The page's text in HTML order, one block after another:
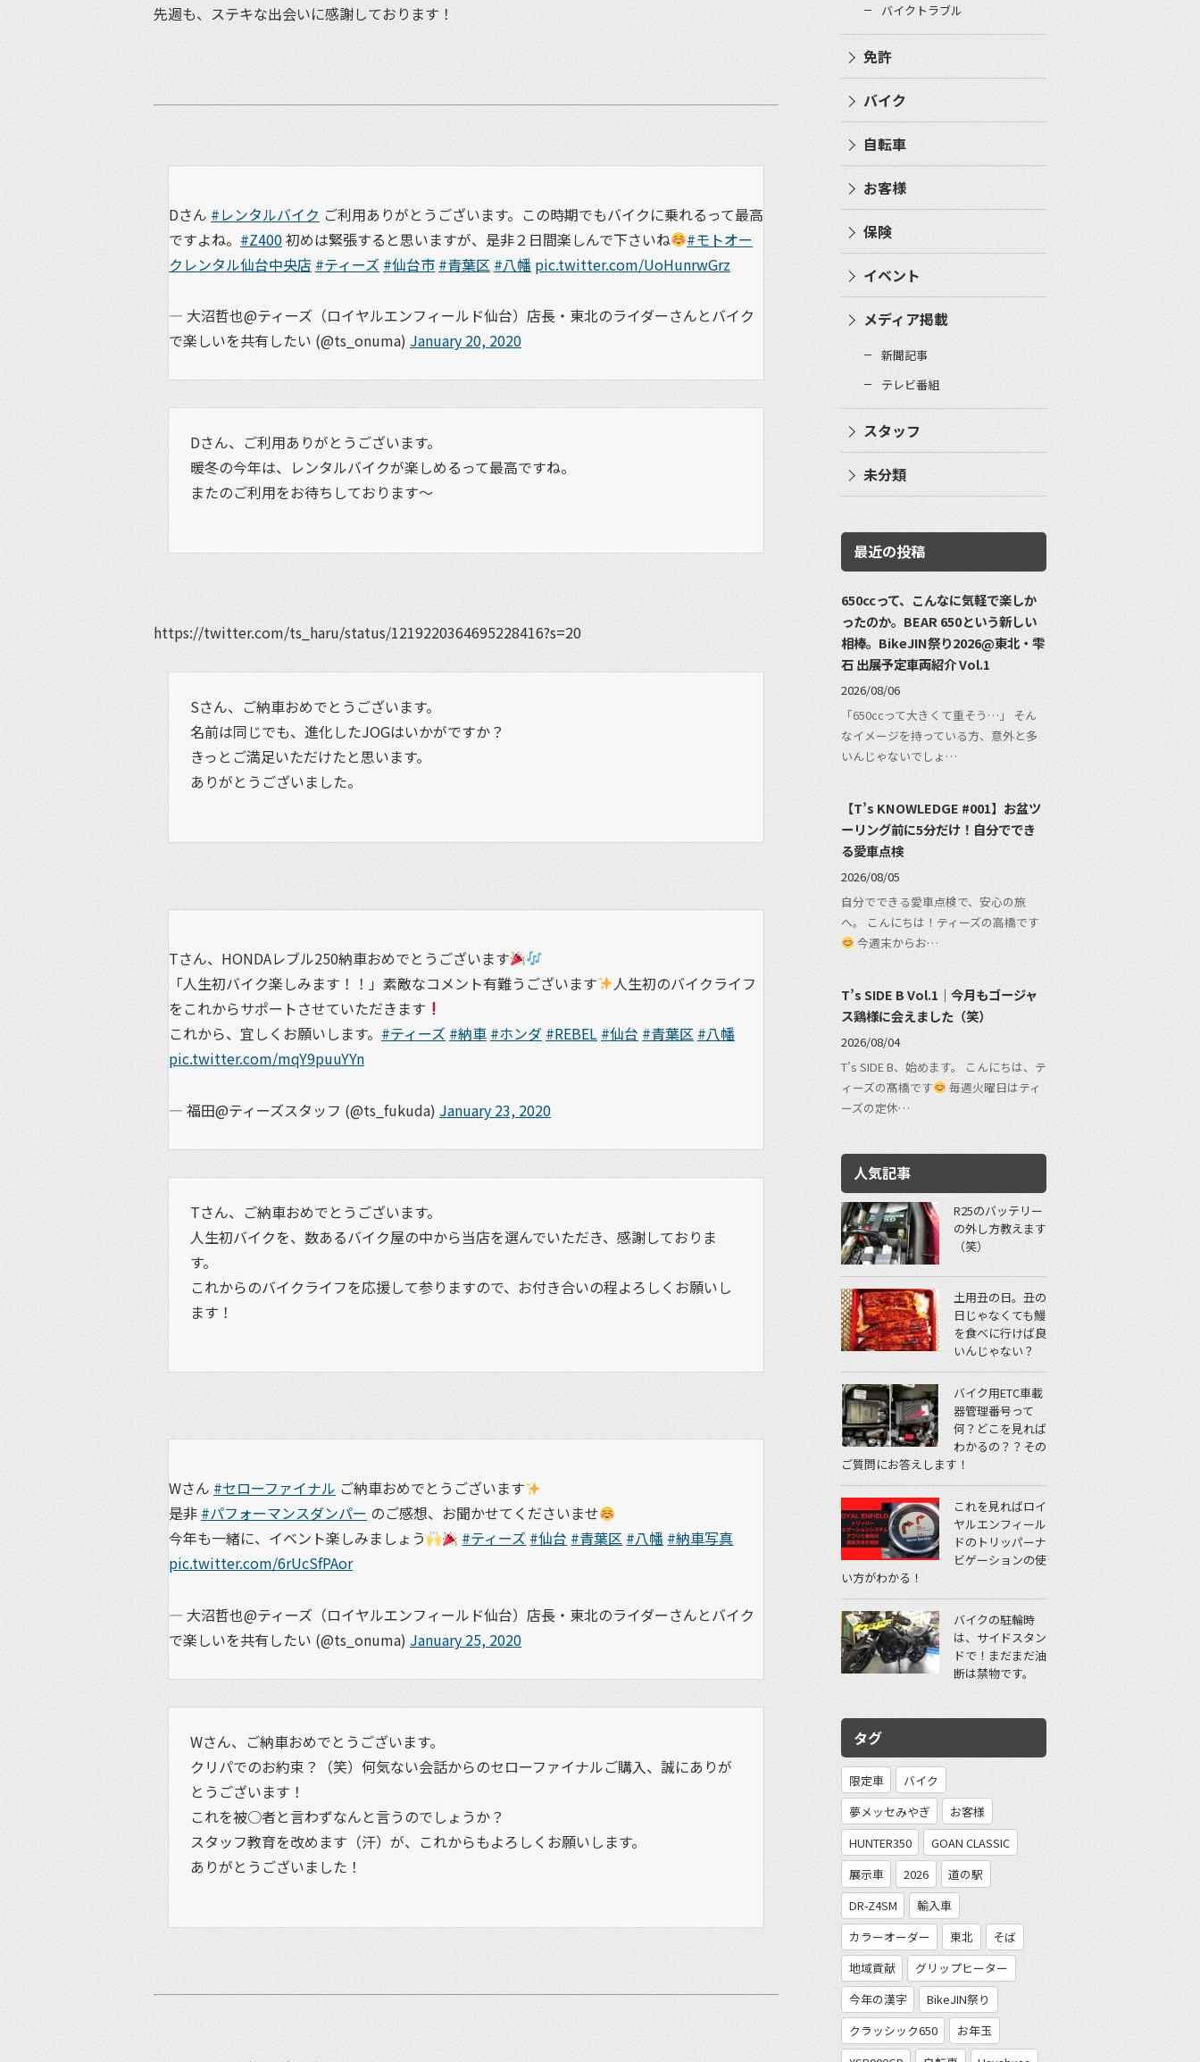
先週も、ステキな出会いに感謝しております！
Dさん #レンタルバイク ご利用ありがとうございます。この時期でもバイクに乗れるって最高
ですよね。 #Z400初めは緊張すると思いますが、是非２日間楽しんで下さいね
#モトオー
クレンタル仙台中央店 #ティーズ #仙台市 #青葉区 #八幡 pic.twitter.com/UoHunrwGrz
— 大沼哲也@ティーズ（ロイヤルエンフィールド仙台）店長・東北のライダーさんとバイク
で楽しいを共有したい (@ts_onuma) January 20, 2020
Dさん、ご利用ありがとうございます。
暖冬の今年は、レンタルバイクが楽しめるって最高ですね。
またのご利用をお待ちしております〜
https://twitter.com/ts_haru/status/1219220364695228416?s=20
Sさん、ご納車おめでとうございます。
名前は同じでも、進化したJOGはいかがですか？
きっとご満足いただけたと思います。
ありがとうございました。
Tさん、HONDAレブル250納車おめでとうございます
「人生初バイク楽しみます！！」素敵なコメント有難うございます
人生初のバイクライフ
をこれからサポートさせていただきます
これから、宜しくお願いします。 #ティーズ #納車 #ホンダ #REBEL #仙台 #青葉区 #八幡
pic.twitter.com/mqY9puuYYn
— 福田@ティーズスタッフ (@ts_fukuda) January 23, 2020
Tさん、ご納車おめでとうございます。
人生初バイクを、数あるバイク屋の中から当店を選んでいただき、感謝しておりま
す。
これからのバイクライフを応援して参りますので、お付き合いの程よろしくお願いし
ます！
Wさん #セローファイナル ご納車おめでとうございます
是非 #パフォーマンスダンパー のご感想、お聞かせてくださいませ
今年も一緒に、イベント楽しみましょう
#ティーズ #仙台 #青葉区 #八幡 #納車写真
pic.twitter.com/6rUcSfPAor
— 大沼哲也@ティーズ（ロイヤルエンフィールド仙台）店長・東北のライダーさんとバイク
で楽しいを共有したい (@ts_onuma) January 25, 2020
Wさん、ご納車おめでとうございます。
クリパでのお約束？（笑）何気ない会話からのセローファイナルご購入、誠にありが
とうございます！
これを被○者と言わずなんと言うのでしょうか？
スタッフ教育を改めます（汗）が、これからもよろしくお願いします。
ありがとうございました！
バイクトラブル
免許
バイク
自転車
お客様
保険
イベント
メディア掲載
新聞記事
テレビ番組
スタッフ
未分類
最近の投稿
650ccって、こんなに気軽で楽しか
ったのか。BEAR 650という新しい
相棒。BikeJIN祭り2026@東北・雫
石 出展予定車両紹介 Vol.1
2026/08/06
「650ccって大きくて重そう…」 そん
なイメージを持っている方、意外と多
いんじゃないでしょ…
【T’s KNOWLEDGE #001】お盆ツ
ーリング前に5分だけ！自分ででき
る愛車点検
2026/08/05
自分でできる愛車点検で、安心の旅
へ。 こんにちは！ティーズの高橋です
今週末からお…
T’s SIDE B Vol.1｜今月もゴージャ
ス鶏様に会えました（笑）
2026/08/04
T’s SIDE B、始めます。 こんにちは、テ
ィーズの髙橋です
毎週火曜日はティ
ーズの定休…
人気記事
R25のバッテリー
の外し方教えます
（笑）
土用丑の日。丑の
日じゃなくても鰻
を食べに行けば良
いんじゃない？
バイク用ETC車載
器管理番号って
何？どこを見れば
わかるの？？その
ご質問にお答えします！
これを見ればロイ
ヤルエンフィール
ドのトリッパーナ
ビゲーションの使
い方がわかる！
バイクの駐輪時
は、サイドスタン
ドで！まだまだ油
断は禁物です。
タグ
限定車
バイク
夢メッセみやぎ
お客様
HUNTER350
GOAN CLASSIC
展示車
2026
道の駅
DR-Z4SM
輸入車
カラーオーダー
東北
そば
地域貢献
グリップヒーター
今年の漢字
BikeJIN祭り
クラッシック650
お年玉